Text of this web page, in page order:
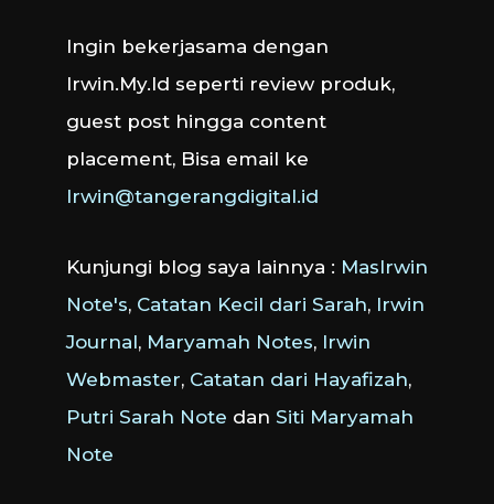
Ingin bekerjasama dengan
Irwin.My.Id seperti review produk,
guest post hingga content
placement, Bisa email ke
Irwin@tangerangdigital.id
Kunjungi blog saya lainnya : MasIrwin
Note's, Catatan Kecil dari Sarah, Irwin
Journal, Maryamah Notes, Irwin
Webmaster, Catatan dari Hayafizah,
Putri Sarah Note dan Siti Maryamah
Note